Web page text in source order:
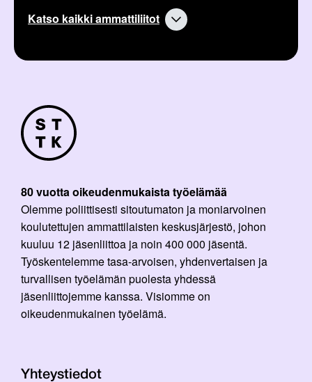
Katso kaikki ammattiliitot
80 vuotta oikeudenmukaista työelämää
Olemme poliittisesti sitoutumaton ja moniarvoinen
koulutettujen ammattilaisten keskusjärjestö, johon
kuuluu 12 jäsenliittoa ja noin 400 000 jäsentä.
Työskentelemme tasa-arvoisen, yhdenvertaisen ja
turvallisen työelämän puolesta yhdessä
jäsenliittojemme kanssa. Visiomme on
oikeudenmukainen työelämä.
Yhteystiedot